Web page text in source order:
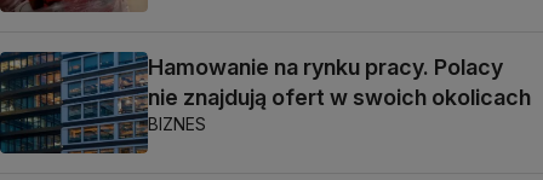
Hamowanie na rynku pracy. Polacy
nie znajdują ofert w swoich okolicach
BIZNES